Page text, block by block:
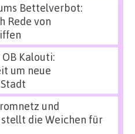
Bettelverbot:
Rede von
Kalouti:
um neue
und
die Weichen für